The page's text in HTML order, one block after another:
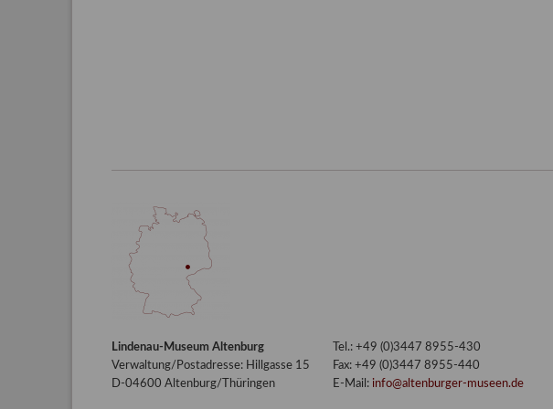
Lindenau-Museum Altenburg
Verwaltung/Postadresse: Hillgasse 15
D-04600 Altenburg/Thüringen
Tel.: +49 (0)3447 8955-430
Fax: +49 (0)3447 8955-440
E-Mail: info@altenburger-museen.de